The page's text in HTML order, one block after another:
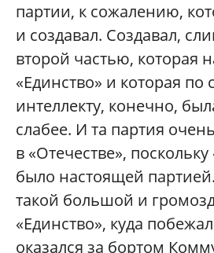
партии, к сожалению,
и создавал. Создавал,
второй частью, которая
«Единство» и которая по
интеллекту, конечно,
слабее. И та партия
в «Отечестве»,
было настоящей партией.
такой большой и
«Единство», куда
оказался за бортом